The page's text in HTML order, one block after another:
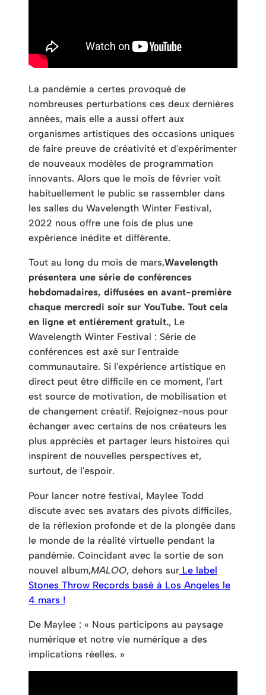
La pandémie a certes provoqué de
nombreuses perturbations ces deux dernières
années, mais elle a aussi offert aux
organismes artistiques des occasions uniques
de faire preuve de créativité et d'expérimenter
de nouveaux modèles de programmation
innovants. Alors que le mois de février voit
habituellement le public se rassembler dans
les salles du Wavelength Winter Festival,
2022 nous offre une fois de plus une
expérience inédite et différente.
Tout au long du mois de mars,Wavelength
présentera une série de conférences
hebdomadaires, diffusées en avant-première
chaque mercredi soir sur YouTube. Tout cela
en ligne et entièrement gratuit., Le
Wavelength Winter Festival : Série de
conférences est axé sur l'entraide
communautaire. Si l'expérience artistique en
direct peut être difficile en ce moment, l'art
est source de motivation, de mobilisation et
de changement créatif. Rejoignez-nous pour
échanger avec certains de nos créateurs les
plus appréciés et partager leurs histoires qui
inspirent de nouvelles perspectives et,
surtout, de l'espoir.
Pour lancer notre festival, Maylee Todd
discute avec ses avatars des pivots difficiles,
de la réflexion profonde et de la plongée dans
le monde de la réalité virtuelle pendant la
pandémie. Coïncidant avec la sortie de son
nouvel album,MALOO, dehors sur Le label
Stones Throw Records basé à Los Angeles le
4 mars !
De Maylee : « Nous participons au paysage
numérique et notre vie numérique a des
implications réelles. »